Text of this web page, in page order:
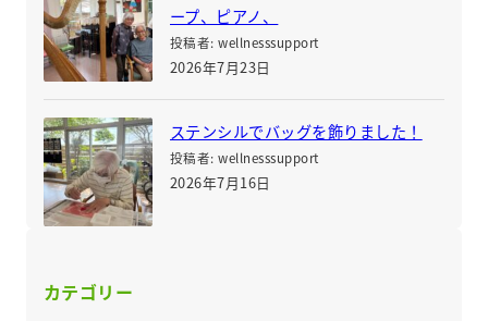
ープ、ピアノ、
投稿者: wellnesssupport
2026年7月23日
ステンシルでバッグを飾りました！
投稿者: wellnesssupport
2026年7月16日
カテゴリー